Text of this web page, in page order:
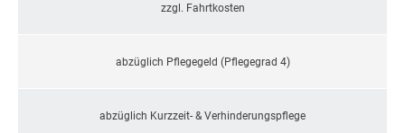
zzgl. Fahrtkosten
abzüglich Pflegegeld (Pflegegrad 4)
abzüglich Kurzzeit- & Verhinderungspflege